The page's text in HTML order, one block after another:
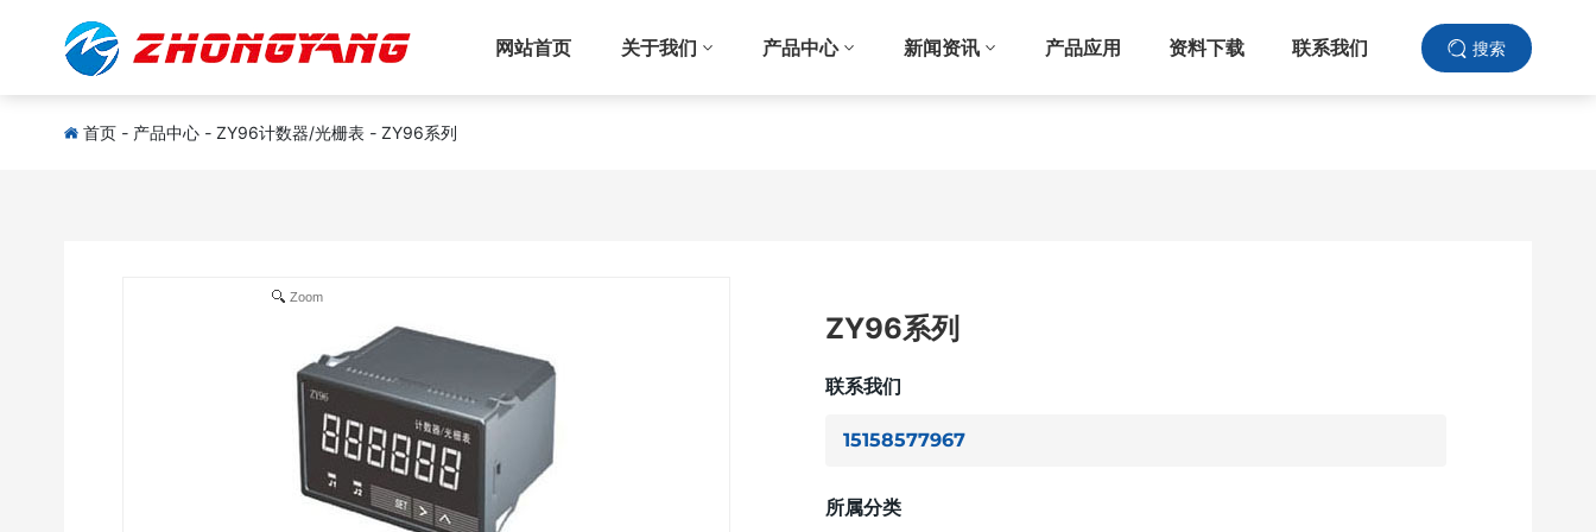
网站首页 关于我们 产品中心 新闻资讯 产品应用 资料下载 联系我们 搜索
首页 - 产品中心 - ZY96计数器/光栅表 - ZY96系列
Zoom
ZY96系列
联系我们
15158577967
所属分类